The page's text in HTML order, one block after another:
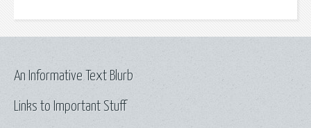
Links to Important Stuff
An Informative Text Blurb